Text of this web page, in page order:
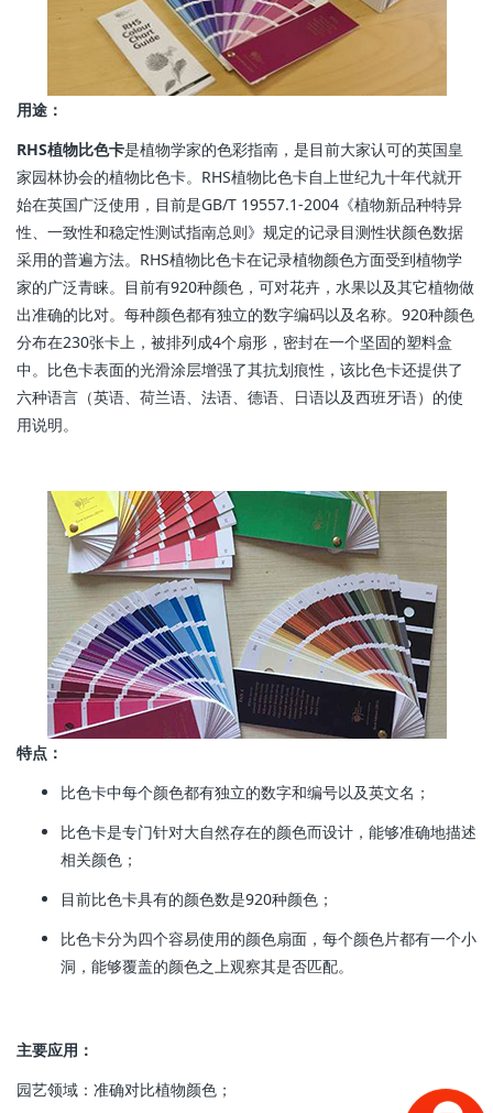
用途：
RHS植物比色卡是植物学家的色彩指南，是目前大家认可的英国皇
家园林协会的植物比色卡。RHS植物比色卡自上世纪九十年代就开
始在英国广泛使用，目前是GB/T 19557.1-2004《植物新品种特异
性、一致性和稳定性测试指南总则》规定的记录目测性状颜色数据
采用的普遍方法。RHS植物比色卡在记录植物颜色方面受到植物学
家的广泛青睐。目前有920种颜色，可对花卉，水果以及其它植物做
出准确的比对。每种颜色都有独立的数字编码以及名称。920种颜色
分布在230张卡上，被排列成4个扇形，密封在一个坚固的塑料盒
中。比色卡表面的光滑涂层增强了其抗划痕性，该比色卡还提供了
六种语言（英语、荷兰语、法语、德语、日语以及西班牙语）的使
用说明。
特点：
比色卡中每个颜色都有独立的数字和编号以及英文名；
比色卡是专门针对大自然存在的颜色而设计，能够准确地描述
相关颜色；
目前比色卡具有的颜色数是920种颜色；
比色卡分为四个容易使用的颜色扇面，每个颜色片都有一个小
洞，能够覆盖的颜色之上观察其是否匹配。
主要应用：
园艺领域：准确对比植物颜色；